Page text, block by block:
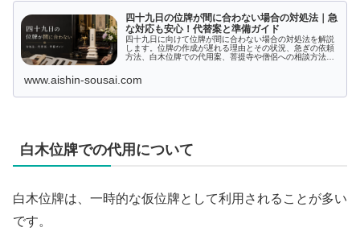
四十九日の位牌が間に合わない場合の対処法｜急
な対応も安心！代替案と準備ガイド
四十九日に向けて位牌が間に合わない場合の対処法を解説
します。位牌の作成が遅れる理由とその状況、急ぎの依頼
方法、白木位牌での代用案、菩提寺や僧侶への相談方法ま
用的なガイドです。困った時の心構えについてもアドバイ
www.aishin-sousai.com
白木位牌での代用について
白木位牌は、一時的な仮位牌として利用されることが多い
です。